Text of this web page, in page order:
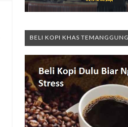
BELI KOPI KHAS